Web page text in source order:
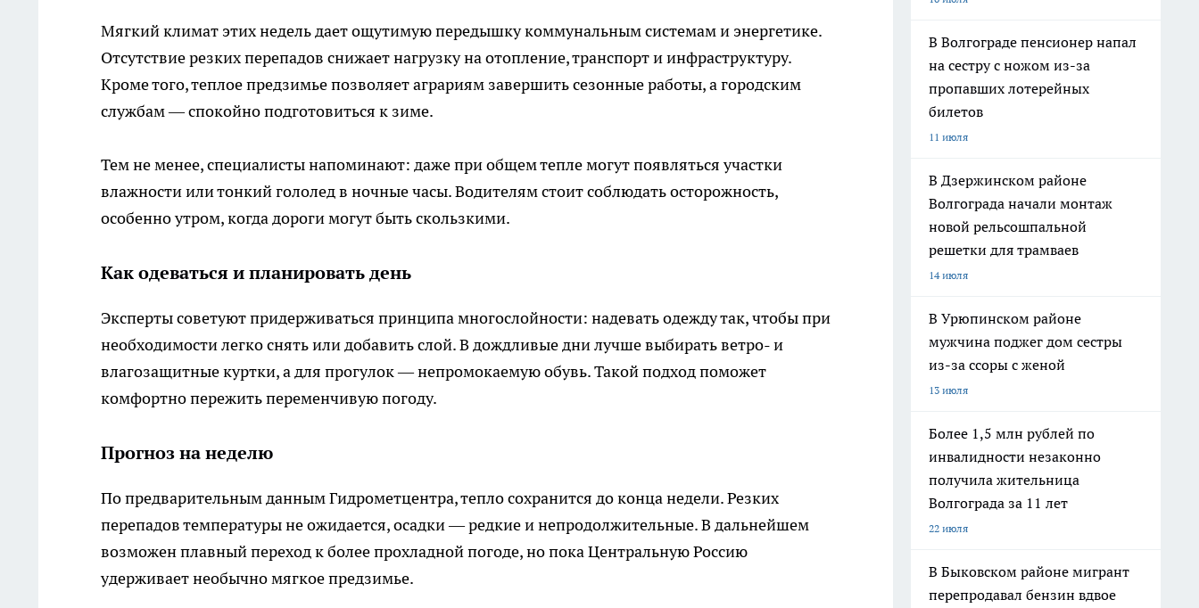
Мягкий климат этих недель дает ощутимую передышку коммунальным системам и энергетике.
Отсутствие резких перепадов снижает нагрузку на отопление, транспорт и инфраструктуру.
Кроме того, теплое предзимье позволяет аграриям завершить сезонные работы, а городским
службам — спокойно подготовиться к зиме.
Тем не менее, специалисты напоминают: даже при общем тепле могут появляться участки
влажности или тонкий гололед в ночные часы. Водителям стоит соблюдать осторожность,
особенно утром, когда дороги могут быть скользкими.
Как одеваться и планировать день
Эксперты советуют придерживаться принципа многослойности: надевать одежду так, чтобы при
необходимости легко снять или добавить слой. В дождливые дни лучше выбирать ветро- и
влагозащитные куртки, а для прогулок — непромокаемую обувь. Такой подход поможет
комфортно пережить переменчивую погоду.
Прогноз на неделю
По предварительным данным Гидрометцентра, тепло сохранится до конца недели. Резких
перепадов температуры не ожидается, осадки — редкие и непродолжительные. В дальнейшем
возможен плавный переход к более прохладной погоде, но пока Центральную Россию
удерживает необычно мягкое предзимье.
В Волгограде пенсионер напал
на сестру с ножом из-за
пропавших лотерейных
билетов
11 июля
В Дзержинском районе
Волгограда начали монтаж
новой рельсошпальной
решетки для трамваев
14 июля
В Урюпинском районе
мужчина поджег дом сестры
из-за ссоры с женой
13 июля
Более 1,5 млн рублей по
инвалидности незаконно
получила жительница
Волгограда за 11 лет
22 июля
В Быковском районе мигрант
перепродавал бензин вдвое